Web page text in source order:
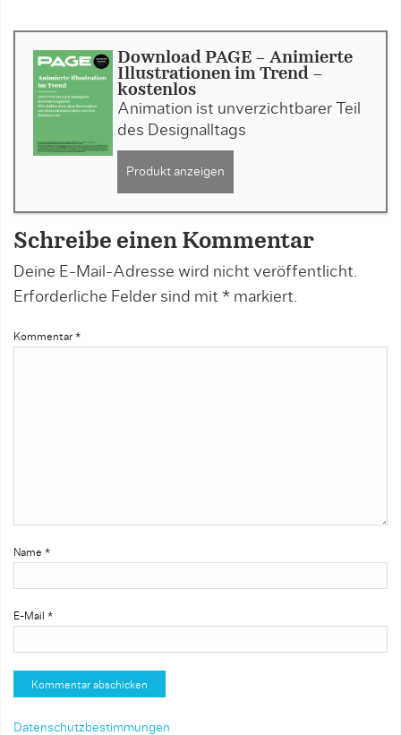
Download PAGE - Animierte
Illustrationen im Trend -
kostenlos
Animation ist unverzichtbarer Teil
des Designalltags
Produkt anzeigen
Schreibe einen Kommentar
Deine E-Mail-Adresse wird nicht veröffentlicht.
Erforderliche Felder sind mit * markiert.
Kommentar *
Name *
E-Mail *
Datenschutzbestimmungen